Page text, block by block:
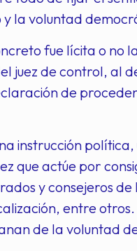
la voluntad
fue lícita o no
juez de control, al
de
instrucción
que actúe por
y consejeros de
entre otros.
de la voluntad